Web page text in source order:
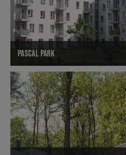
PASCAL PARK